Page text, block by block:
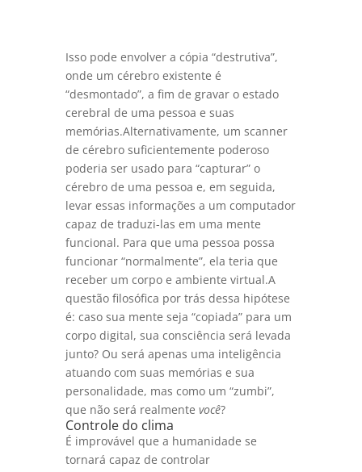
Isso pode envolver a cópia “destrutiva”,
onde um cérebro existente é
“desmontado”, a fim de gravar o estado
cerebral de uma pessoa e suas
memórias.Alternativamente, um scanner
de cérebro suficientemente poderoso
poderia ser usado para “capturar” o
cérebro de uma pessoa e, em seguida,
levar essas informações a um computador
capaz de traduzi-las em uma mente
funcional. Para que uma pessoa possa
funcionar “normalmente”, ela teria que
receber um corpo e ambiente virtual.A
questão filosófica por trás dessa hipótese
é: caso sua mente seja “copiada” para um
corpo digital, sua consciência será levada
junto? Ou será apenas uma inteligência
atuando com suas memórias e sua
personalidade, mas como um “zumbi”,
que não será realmente você?
Controle do clima
É improvável que a humanidade se
tornará capaz de controlar